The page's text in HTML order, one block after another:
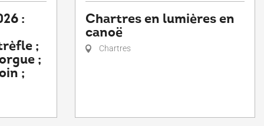
:
;
;
;
Chartres en lumières en
canoë
Chartres